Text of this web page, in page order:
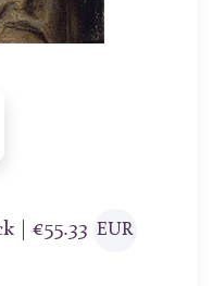
| €55.33 EUR